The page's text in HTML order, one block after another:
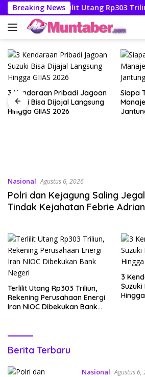
Langsung
ke
konten
Breaking NewsTerlilit Utang Rp303
3 Kendaraan Pribadi Jagoan
Suzuki Bisa Dijajal Langsung
Hingga GIIAS 2026
Siapa
Nasional Agustus 6, 2026
Polri dan Kejagung Saling
Tindak Kejahatan Febrie
Terlilit Utang Rp303 Triliun,
Rekening Perusahaan Energi
Iran NIOC Dibekukan Bank
3
Muntaber
Berita Terbaru
Nasional Agustus 6,